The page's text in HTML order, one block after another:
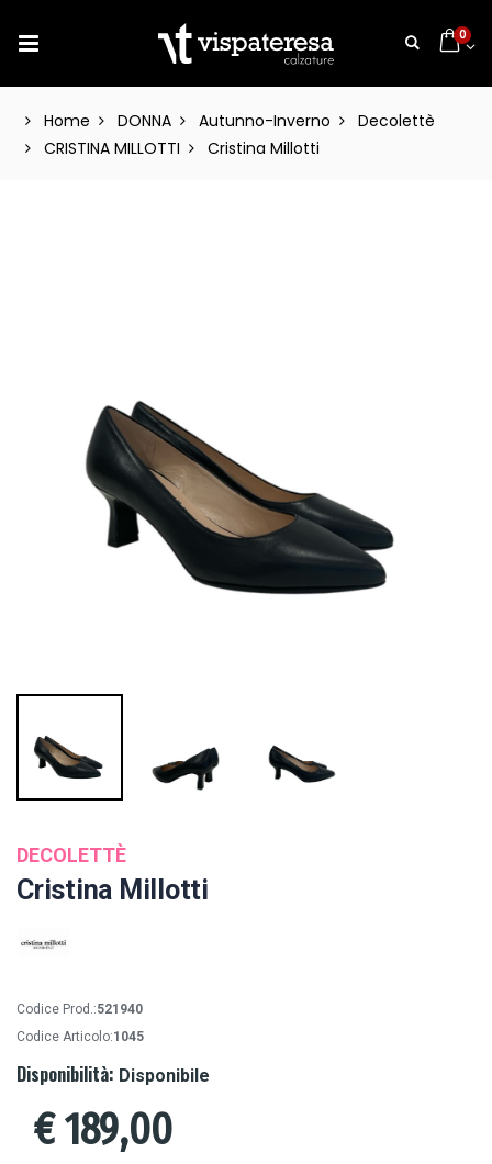
0
Home DONNA Autunno-Inverno
Decolettè
CRISTINA MILLOTTI
Cristina Millotti
DECOLETTÈ
Cristina Millotti
Codice Prod.:521940
Codice Articolo:1045
Disponibilità: Disponibile
€189,00